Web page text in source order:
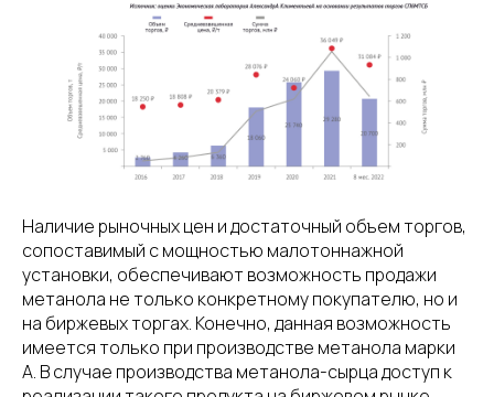
Наличие рыночных цен и достаточный объем торгов,
сопоставимый с мощностью малотоннажной
установки, обеспечивают возможность продажи
метанола не только конкретному покупателю, но и
на биржевых торгах. Конечно, данная возможность
имеется только при производстве метанола марки
А. В случае производства метанола-сырца доступ к